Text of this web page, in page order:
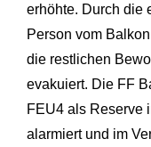
erhöhte. Durch die
Person vom
die restlichen
evakuiert. Die FF
FEU4 als Reserve
alarmiert und im